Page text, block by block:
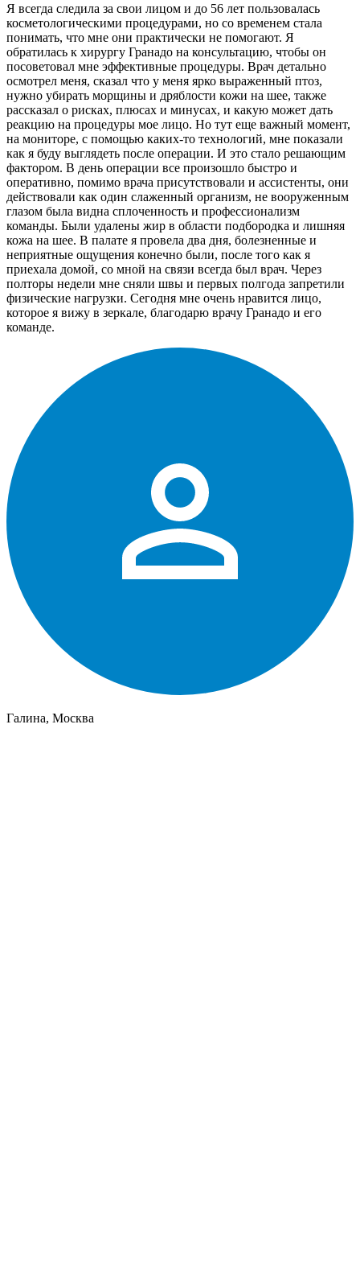
Я всегда следила за свои лицом и до 56 лет пользовалась
косметологическими процедурами, но со временем стала
понимать, что мне они практически не помогают. Я
обратилась к хирургу Гранадо на консультацию, чтобы он
посоветовал мне эффективные процедуры. Врач детально
осмотрел меня, сказал что у меня ярко выраженный птоз,
нужно убирать морщины и дряблости кожи на шее, также
рассказал о рисках, плюсах и минусах, и какую может дать
реакцию на процедуры мое лицо. Но тут еще важный момент,
на мониторе, с помощью каких-то технологий, мне показали
как я буду выглядеть после операции. И это стало решающим
фактором. В день операции все произошло быстро и
оперативно, помимо врача присутствовали и ассистенты, они
действовали как один слаженный организм, не вооруженным
глазом была видна сплоченность и профессионализм
команды. Были удалены жир в области подбородка и лишняя
кожа на шее. В палате я провела два дня, болезненные и
неприятные ощущения конечно были, после того как я
приехала домой, со мной на связи всегда был врач. Через
полторы недели мне сняли швы и первых полгода запретили
физические нагрузки. Сегодня мне очень нравится лицо,
которое я вижу в зеркале, благодарю врачу Гранадо и его
команде.
Галина, Москва